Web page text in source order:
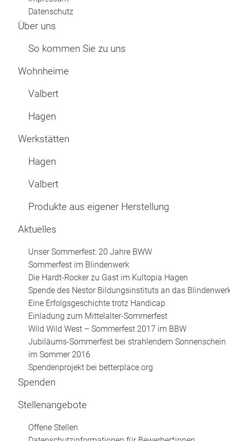
Datenschutz
Über uns
So kommen Sie zu uns
Wohnheime
Valbert
Hagen
Werkstätten
Hagen
Valbert
Produkte aus eigener Herstellung
Aktuelles
Unser Sommerfest: 20 Jahre BWW
Sommerfest im Blindenwerk
Die Hardt-Rocker zu Gast im Kultopia Hagen
Spende des Nestor Bildungsinstituts an das
Eine Erfolgsgeschichte trotz Handicap
Einladung zum Mittelalter-Sommerfest
Wild Wild West – Sommerfest 2017 im BBW
Jubiläums-Sommerfest bei strahlendem Sonnenschein
im Sommer 2016
Spendenprojekt bei betterplace.org
Spenden
Stellenangebote
Offene Stellen